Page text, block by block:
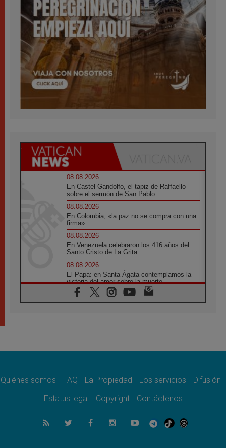
08.08.2026
En Castel Gandolfo, el tapiz de Raffaello
sobre el sermón de San Pablo
08.08.2026
En Colombia, «la paz no se compra con una
firma»
08.08.2026
En Venezuela celebraron los 416 años del
Santo Cristo de La Grita
08.08.2026
El Papa: en Santa Ágata contemplamos la
victoria del amor sobre la muerte
08.08.2026
León XIV visitará el Santuario de la Madre
07.08.2026
07.08.2026
el compromiso del cristiano"
La matanza de niños en Gaza no cesa: 300
muertos en 300 días
Quiénes somos FAQ La Propiedad Los servicios
Difusión
Estatus legal
Copyright Contáctenos